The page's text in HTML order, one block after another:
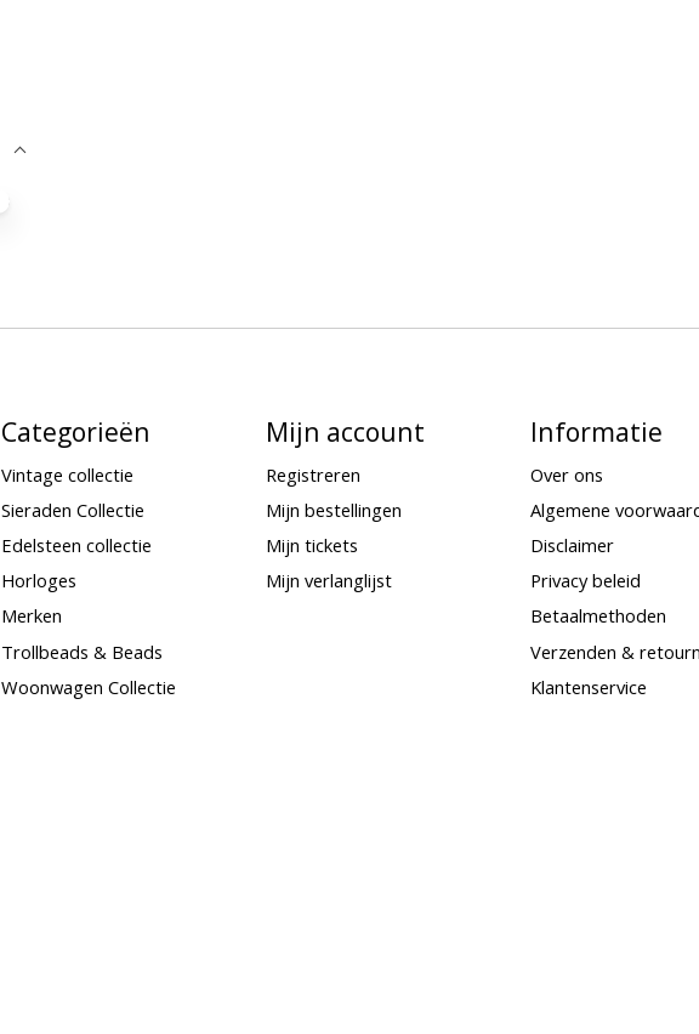
Categorieën
Vintage collectie
Sieraden Collectie
Edelsteen collectie
Horloges
Merken
Trollbeads & Beads
Woonwagen Collectie
Mijn account
Registreren
Mijn bestellingen
Mijn tickets
Mijn verlanglijst
Informatie
Over ons
Algemene
Disclaimer
Privacy beleid
Betaalmethoden
Verzenden &
Klantenservice